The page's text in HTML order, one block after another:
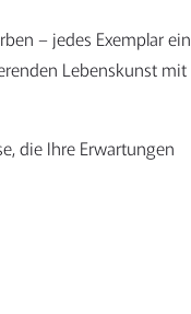
– jedes Exemplar ein
Lebenskunst mit
die Ihre Erwartungen